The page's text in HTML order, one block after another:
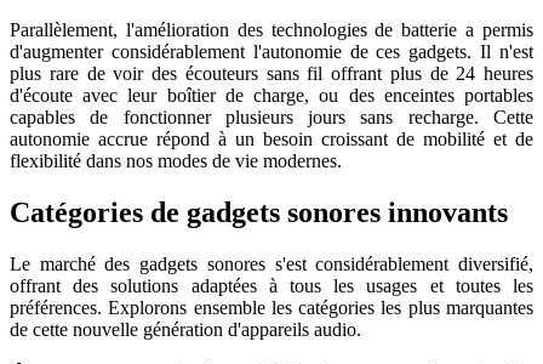
Parallèlement, l'amélioration des technologies de batterie a permis
d'augmenter considérablement l'autonomie de ces gadgets. Il n'est
plus rare de voir des écouteurs sans fil offrant plus de 24 heures
d'écoute avec leur boîtier de charge, ou des enceintes portables
capables de fonctionner plusieurs jours sans recharge. Cette
autonomie accrue répond à un besoin croissant de mobilité et de
flexibilité dans nos modes de vie modernes.
Catégories de gadgets sonores innovants
Le marché des gadgets sonores s'est considérablement diversifié,
offrant des solutions adaptées à tous les usages et toutes les
préférences. Explorons ensemble les catégories les plus marquantes
de cette nouvelle génération d'appareils audio.